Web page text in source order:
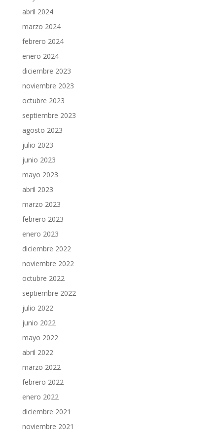
abril 2024
marzo 2024
febrero 2024
enero 2024
diciembre 2023
noviembre 2023
octubre 2023
septiembre 2023
agosto 2023
julio 2023
junio 2023
mayo 2023
abril 2023
marzo 2023
febrero 2023
enero 2023
diciembre 2022
noviembre 2022
octubre 2022
septiembre 2022
julio 2022
junio 2022
mayo 2022
abril 2022
marzo 2022
febrero 2022
enero 2022
diciembre 2021
noviembre 2021